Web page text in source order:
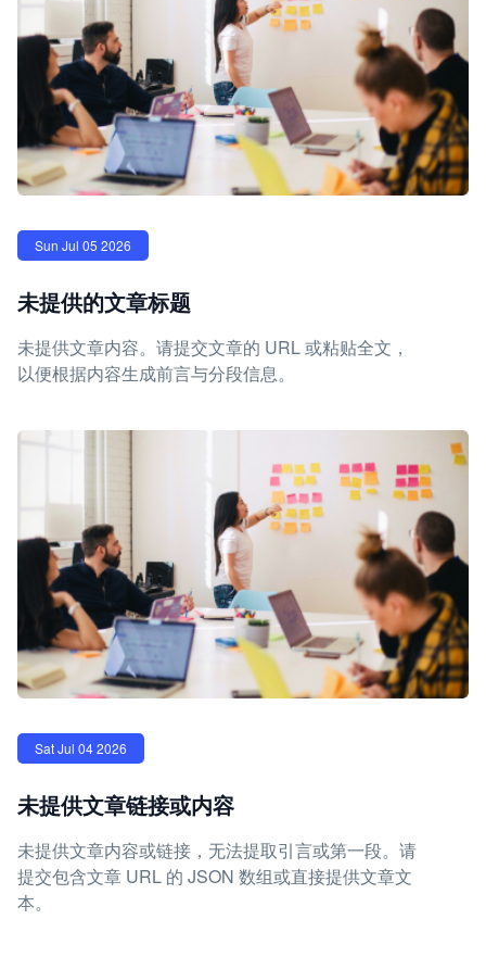
Sun Jul 05 2026
未提供的文章标题
未提供文章内容。请提交文章的 URL 或粘贴全文，
以便根据内容生成前言与分段信息。
Sat Jul 04 2026
未提供文章链接或内容
未提供文章内容或链接，无法提取引言或第一段。请
提交包含文章 URL 的 JSON 数组或直接提供文章文
本。